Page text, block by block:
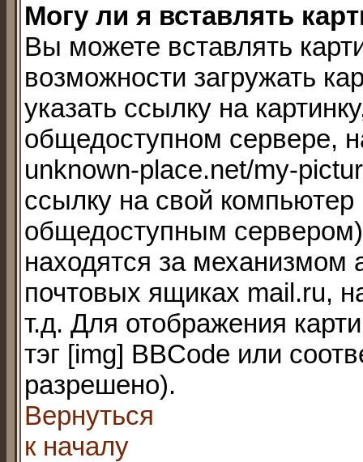
Могу ли я вставлять
Вы можете вставлять
возможности загружать
указать ссылку на
общедоступном сервере,
unknown-place.net/my-
ссылку на свой компьютер
общедоступным
находятся за механизмом
почтовых ящиках mail.ru,
т.д. Для отображения
тэг [img] BBCode или
разрешено).
Вернуться
к началу